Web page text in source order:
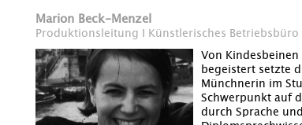
Marion Beck-Menzel
Produktionsleitung I Künstlerisches Betriebsbüro
Von
begeistert setzte
Münchnerin im
Schwerpunkt auf
durch Sprache